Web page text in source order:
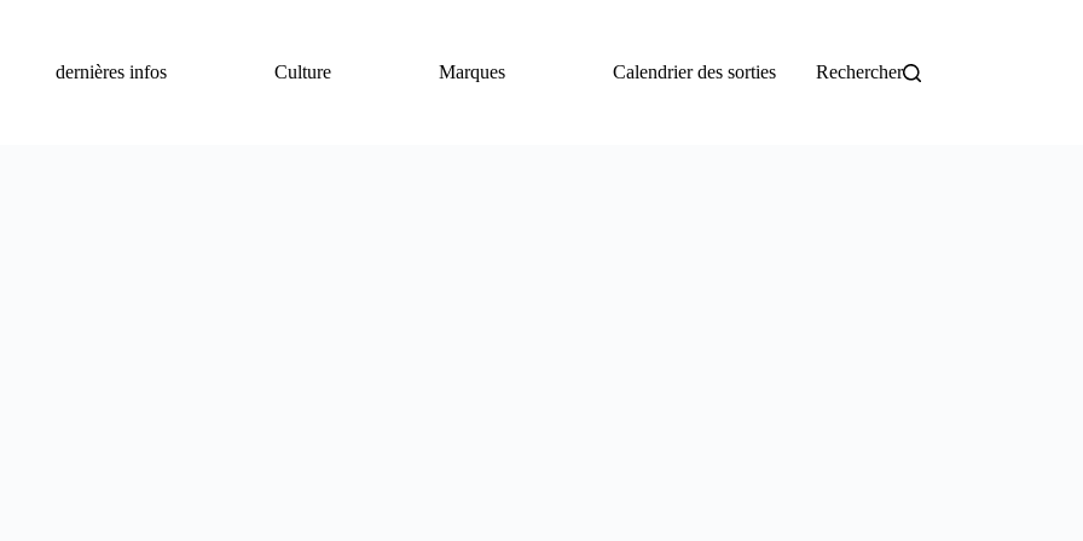
dernières infos
Culture Marques Calendrier des sorties Rechercher